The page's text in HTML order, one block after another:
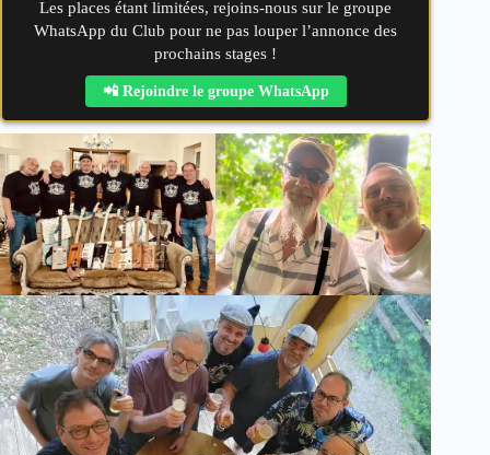
Les places étant limitées, rejoins-nous sur le groupe
WhatsApp du Club pour ne pas louper l’annonce des
prochains stages !
📲 Rejoindre le groupe WhatsApp